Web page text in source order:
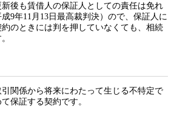
後も賃借人の保証人としての責任は免れ
9年11月13日最高裁判決）ので、保証人に
のときには判を押していなくても、相続
関係から将来にわたって生じる不特定で
保証する契約です。